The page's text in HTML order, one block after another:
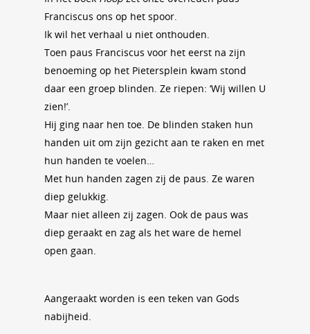
Franciscus ons op het spoor.
Ik wil het verhaal u niet onthouden.
Toen paus Franciscus voor het eerst na zijn
benoeming op het Pietersplein kwam stond
daar een groep blinden. Ze riepen: ‘Wij willen U
zien!’.
Hij ging naar hen toe. De blinden staken hun
handen uit om zijn gezicht aan te raken en met
hun handen te voelen…
Met hun handen zagen zij de paus. Ze waren
diep gelukkig.
Maar niet alleen zij zagen. Ook de paus was
diep geraakt en zag als het ware de hemel
open gaan.
Aangeraakt worden is een teken van Gods
nabijheid.